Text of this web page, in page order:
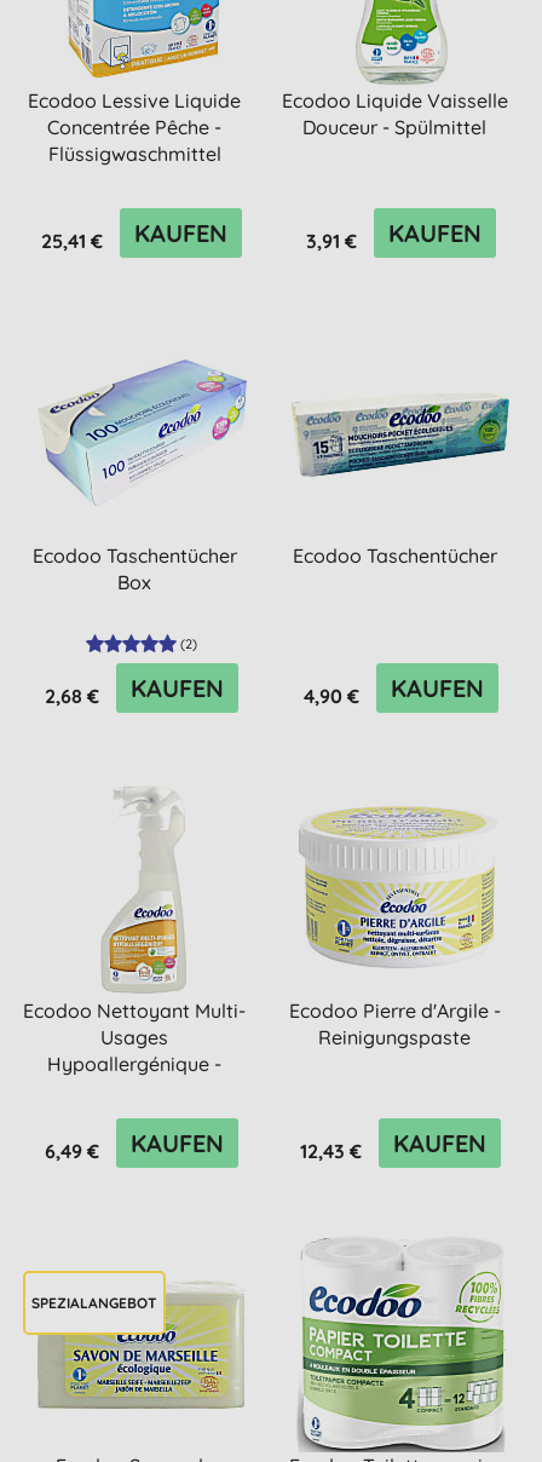
Ecodoo Lessive Liquide
Concentrée Pêche -
Flüssigwaschmittel
25,41 € KAUFEN
Ecodoo Liquide Vaisselle
Douceur - Spülmittel
3,91 € KAUFEN
Ecodoo Taschentücher
Box
(2)
2,68 € KAUFEN
Ecodoo Taschentücher
4,90 € KAUFEN
Ecodoo Nettoyant Multi-
Usages
Hypoallergénique -
6,49 € KAUFEN
Ecodoo Pierre d'Argile -
Reinigungspaste
12,43 € KAUFEN
SPEZIALANGEBOT